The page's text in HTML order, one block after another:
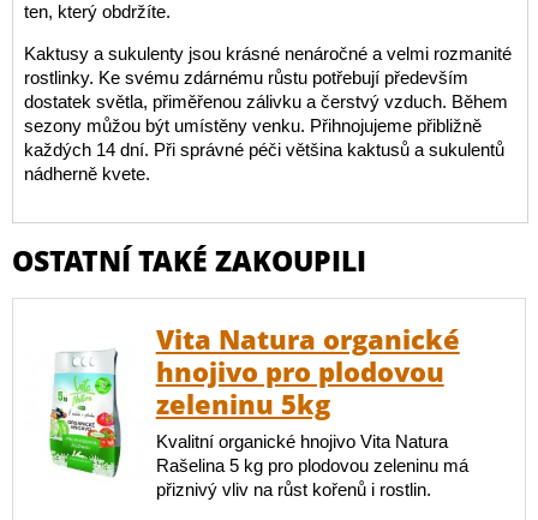
ten, který obdržíte.
Kaktusy a sukulenty jsou krásné nenáročné a velmi rozmanité
rostlinky. Ke svému zdárnému růstu potřebují především
dostatek světla, přiměřenou zálivku a čerstvý vzduch. Během
sezony můžou být umístěny venku. Přihnojujeme přibližně
každých 14 dní. Při správné péči většina kaktusů a sukulentů
nádherně kvete.
OSTATNÍ TAKÉ ZAKOUPILI
Vita Natura organické
hnojivo pro plodovou
zeleninu 5kg
Kvalitní organické hnojivo Vita Natura
Rašelina 5 kg pro plodovou zeleninu má
přiznivý vliv na růst kořenů i rostlin.